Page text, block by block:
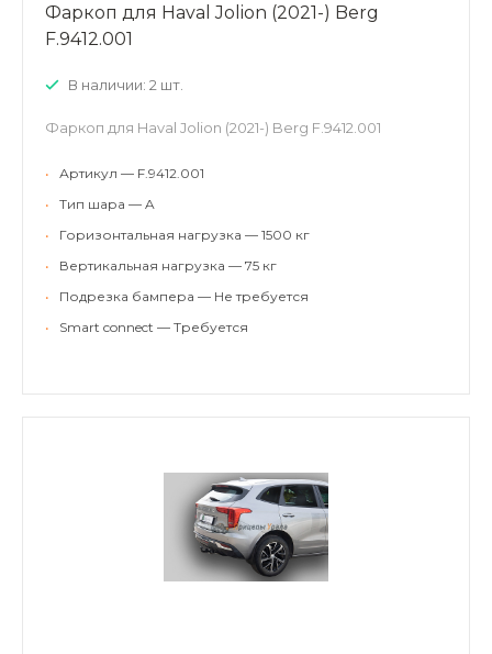
Фаркоп для Haval Jolion (2021-) Berg
F.9412.001
В наличии: 2 шт.
Фаркоп для Haval Jolion (2021-) Berg F.9412.001
•
Артикул — F.9412.001
•
Тип шара — A
•
Горизонтальная нагрузка — 1500 кг
•
Вертикальная нагрузка — 75 кг
•
Подрезка бампера — Не требуется
•
Smart connect — Требуется